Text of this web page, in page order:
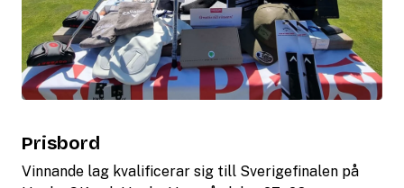
Prisbord
Vinnande lag kvalificerar sig till Sverigefinalen på